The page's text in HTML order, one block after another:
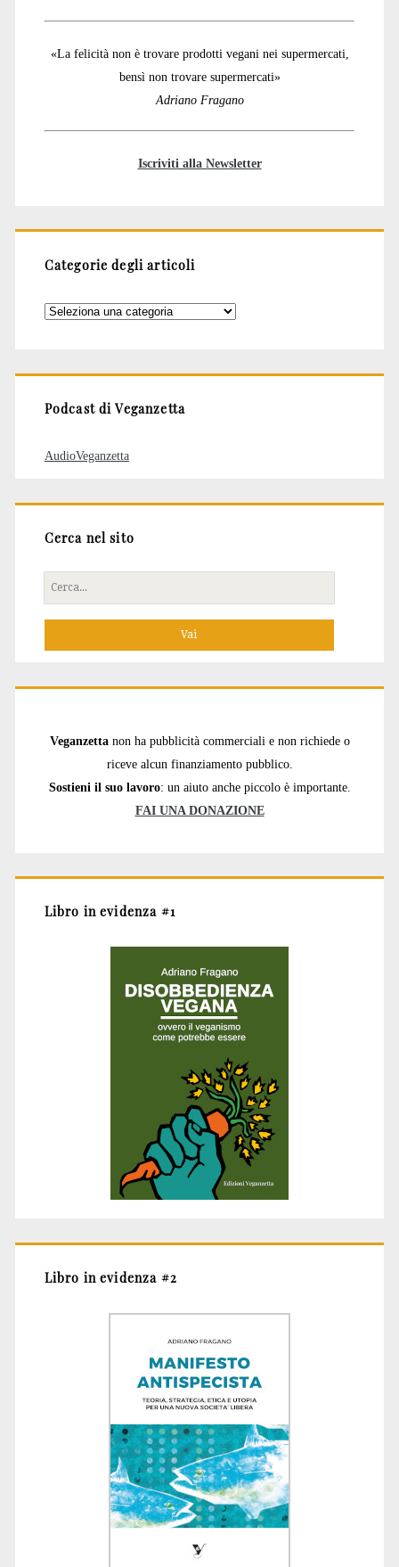
«La felicità non è trovare prodotti vegani nei supermercati,
bensì non trovare supermercati»
Adriano Fragano
Iscriviti alla Newsletter
Categorie degli articoli
Categorie
Podcast di Veganzetta
AudioVeganzetta
Cerca nel sito
Cerca
per:
Veganzetta non ha pubblicità commerciali e non richiede o
riceve alcun finanziamento pubblico.
Sostieni il suo lavoro: un aiuto anche piccolo è importante.
FAI UNA DONAZIONE
Libro in evidenza #1
Libro in evidenza #2